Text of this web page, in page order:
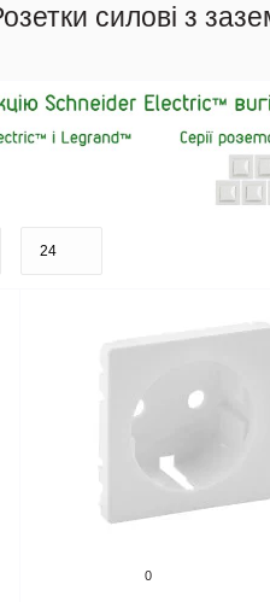
силові з
0